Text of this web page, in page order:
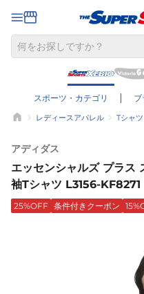
スポーツ・カテゴリ ブ
レディースアパレル Tシャツ
アディダス
エッセンシャルズ プラス
袖Tシャツ L3156-KF8271
25%OFF 条件付きクーポン